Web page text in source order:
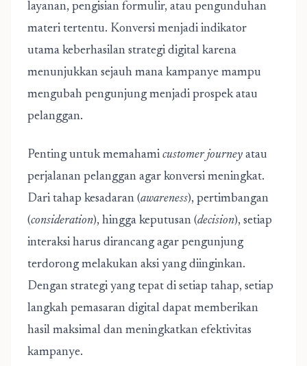
layanan, pengisian formulir, atau pengunduhan
materi tertentu. Konversi menjadi indikator
utama keberhasilan strategi digital karena
menunjukkan sejauh mana kampanye mampu
mengubah pengunjung menjadi prospek atau
pelanggan.
Penting untuk memahami customer journey atau
perjalanan pelanggan agar konversi meningkat.
Dari tahap kesadaran (awareness), pertimbangan
(consideration), hingga keputusan (decision), setiap
interaksi harus dirancang agar pengunjung
terdorong melakukan aksi yang diinginkan.
Dengan strategi yang tepat di setiap tahap, setiap
langkah pemasaran digital dapat memberikan
hasil maksimal dan meningkatkan efektivitas
kampanye.